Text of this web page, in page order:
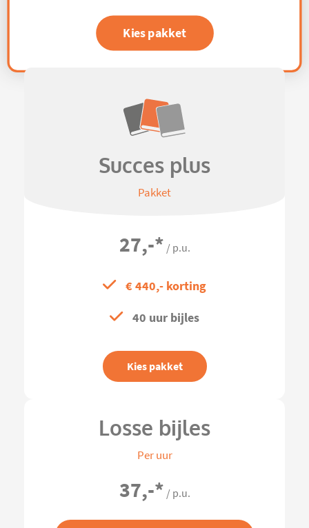
Kies pakket
Succes plus
Pakket
27,-* / p.u.
€ 440,- korting
40 uur bijles
Kies pakket
Losse bijles
Per uur
37,-* / p.u.